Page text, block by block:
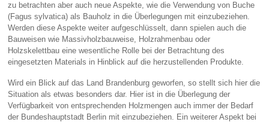
zu betrachten aber auch neue Aspekte, wie die Verwendung von Buche
(Fagus sylvatica) als Bauholz in die Überlegungen mit einzubeziehen.
Werden diese Aspekte weiter aufgeschlüsselt, dann spielen auch die
Bauweisen wie Massivholzbauweise, Holzrahmenbau oder
Holzskelettbau eine wesentliche Rolle bei der Betrachtung des
eingesetzten Materials in Hinblick auf die herzustellenden Produkte.
Wird ein Blick auf das Land Brandenburg geworfen, so stellt sich hier die
Situation als etwas besonders dar. Hier ist in die Überlegung der
Verfügbarkeit von entsprechenden Holzmengen auch immer der Bedarf
der Bundeshauptstadt Berlin mit einzubeziehen. Ein weiterer Aspekt bei